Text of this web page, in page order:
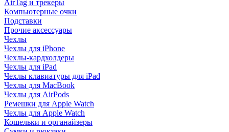
AirTag и трекеры
Компьютерные очки
Подставки
Прочие аксессуары
Чехлы
Чехлы для iPhone
Чехлы-кардхолдеры
Чехлы для iPad
Чехлы клавиатуры для iPad
Чехлы для MacBook
Чехлы для AirPods
Ремешки для Apple Watch
Чехлы для Apple Watch
Кошельки и органайзеры